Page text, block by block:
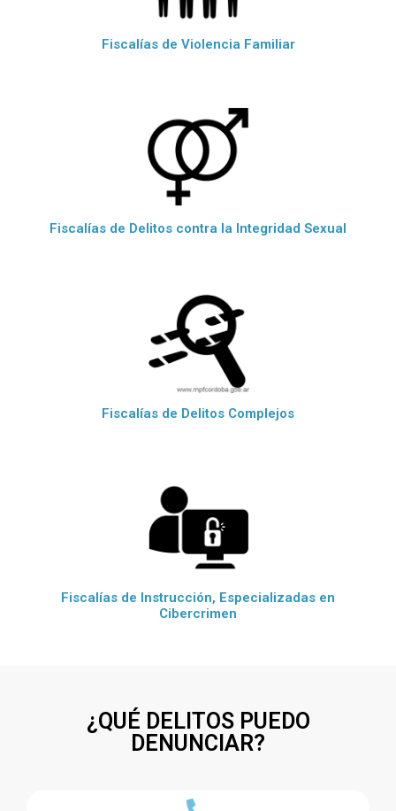
Fiscalías de Violencia Familiar
Fiscalías de Delitos contra la Integridad Sexual
Fiscalías de Delitos Complejos
Fiscalías de Instrucción, Especializadas en
Cibercrimen
¿QUÉ DELITOS PUEDO
DENUNCIAR?